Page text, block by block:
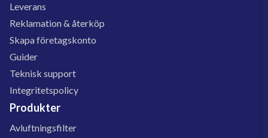
Leverans
Reklamation & återköp
Skapa företagskonto
Guider
Teknisk support
Integritetspolicy
Produkter
Avluftningsfilter